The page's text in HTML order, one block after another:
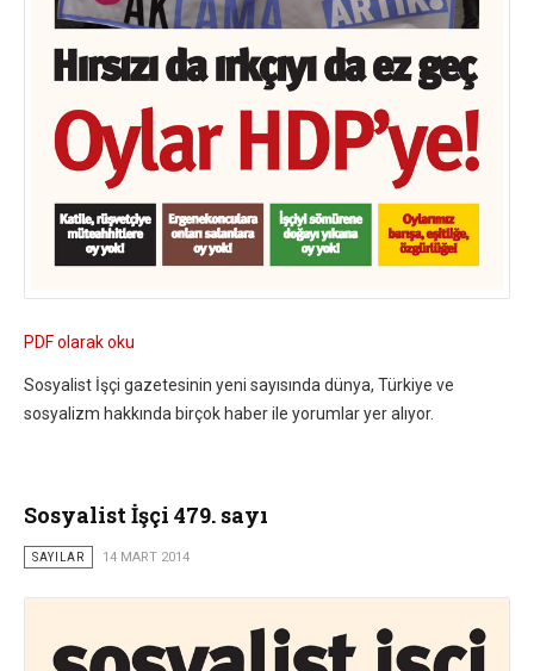
PDF olarak oku
Sosyalist İşçi gazetesinin yeni sayısında dünya, Türkiye ve
sosyalizm hakkında birçok haber ile yorumlar yer alıyor.
Sosyalist İşçi 479. sayı
SAYILAR 14 MART 2014